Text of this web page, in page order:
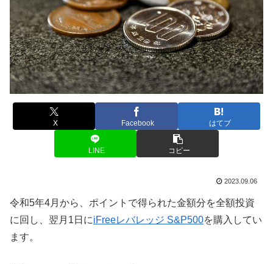
X Facebook はてブ
LINE コピー
2023.09.06
令和5年4月から、ポイントで得られた金額分を全額投資
に回し、翌月1日にiFreeレバレッジ S&P500を購入してい
ます。